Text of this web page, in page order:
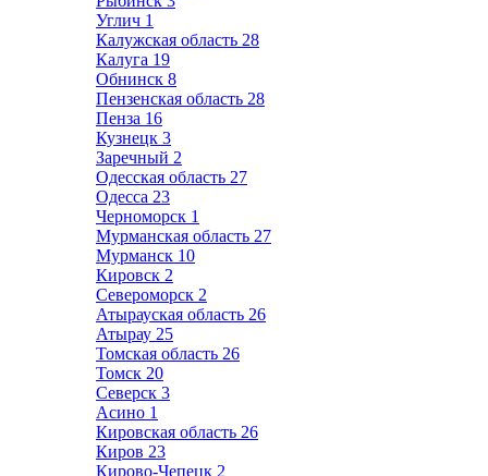
Углич 1
Калужская область 28
Калуга 19
Обнинск 8
Пензенская область 28
Пенза 16
Кузнецк 3
Заречный 2
Одесская область 27
Одесса 23
Черноморск 1
Мурманская область 27
Мурманск 10
Кировск 2
Североморск 2
Атырауская область 26
Атырау 25
Томская область 26
Томск 20
Северск 3
Асино 1
Кировская область 26
Киров 23
Кирово-Чепецк 2